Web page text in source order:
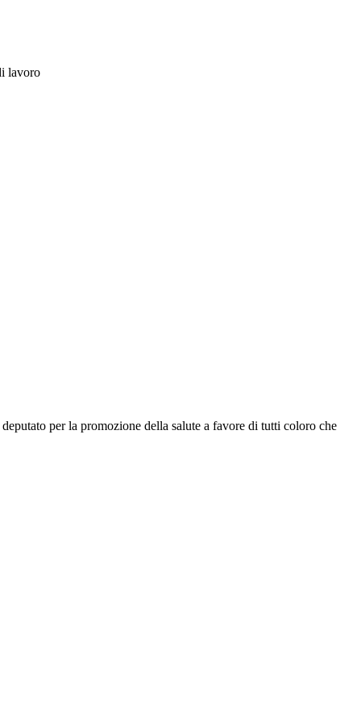
lavoro
per la promozione della salute a favore di tutti coloro che